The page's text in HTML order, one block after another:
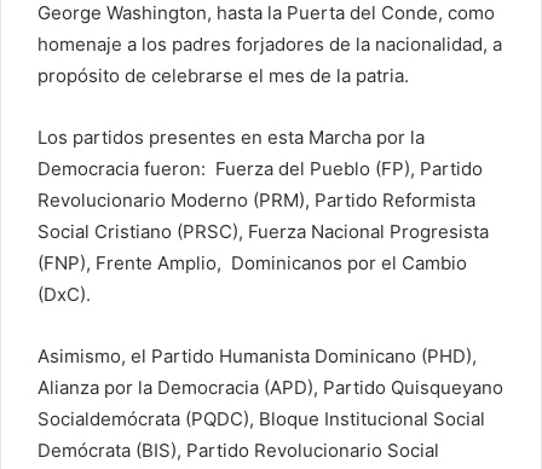
George Washington, hasta la Puerta del Conde, como
homenaje a los padres forjadores de la nacionalidad, a
propósito de celebrarse el mes de la patria.
Los partidos presentes en esta Marcha por la
Democracia fueron: Fuerza del Pueblo (FP), Partido
Revolucionario Moderno (PRM), Partido Reformista
Social Cristiano (PRSC), Fuerza Nacional Progresista
(FNP), Frente Amplio, Dominicanos por el Cambio
(DxC).
Asimismo, el Partido Humanista Dominicano (PHD),
Alianza por la Democracia (APD), Partido Quisqueyano
Socialdemócrata (PQDC), Bloque Institucional Social
Demócrata (BIS), Partido Revolucionario Social